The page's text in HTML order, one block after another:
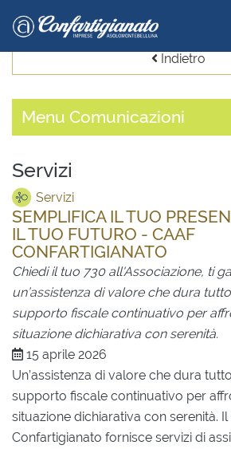
Indietro
Menu Comunicazioni
Servizi
Servizi
SEMPLIFICA IL TUO
IL TUO FUTURO - CAAF
CONFARTIGIANATO
Chiedi il tuo 730 all'Associazione, ti
un’assistenza di valore che dura
supporto fiscale continuativo per
situazione dichiarativa con serenità.
15 aprile 2026
Un’assistenza di valore che dura
supporto fiscale continuativo per
situazione dichiarativa con serenità. Il
Confartigianato fornisce servizi di